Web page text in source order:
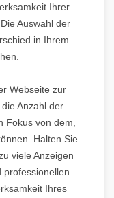
Ihrer
Auswahl der
in Ihrem
Webseite zur
Anzahl der
Fokus von dem,
Halten Sie
viele Anzeigen
professionellen
Ihres